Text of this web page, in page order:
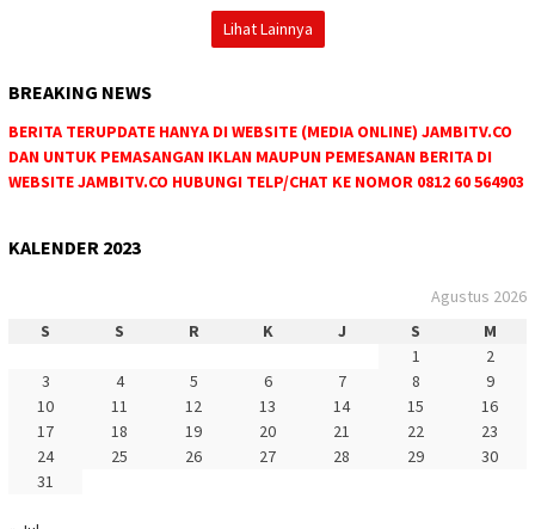
Lihat Lainnya
BREAKING NEWS
BERITA TERUPDATE HANYA DI WEBSITE (MEDIA ONLINE) JAMBITV.CO
DAN UNTUK PEMASANGAN IKLAN MAUPUN PEMESANAN BERITA DI
WEBSITE JAMBITV.CO HUBUNGI TELP/CHAT KE NOMOR 0812 60 564903
KALENDER 2023
Agustus 2026
S
S R K J S
M
1
2
3
4 5 6 7 8
9
10
11 12 13 14 15
16
17
18 19 20 21 22
23
24
25 26 27 28 29
30
31